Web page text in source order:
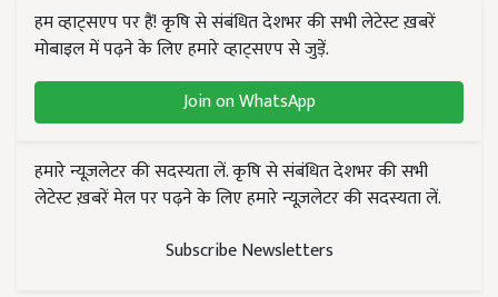
हम व्हाट्सएप पर हैं! कृषि से संबंधित देशभर की सभी लेटेस्ट ख़बरें
मोबाइल में पढ़ने के लिए हमारे व्हाट्सएप से जुड़ें.
Join on WhatsApp
हमारे न्यूज़लेटर की सदस्यता लें. कृषि से संबंधित देशभर की सभी
लेटेस्ट ख़बरें मेल पर पढ़ने के लिए हमारे न्यूज़लेटर की सदस्यता लें.
Subscribe Newsletters